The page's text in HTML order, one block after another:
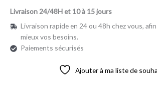
Livraison 24/48H et 10 à 15 jours
Livraison rapide en 24 ou 48h chez vous,
mieux vos besoins.
Paiements sécurisés
Ajouter à ma liste de